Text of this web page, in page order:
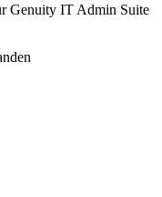
Genuity IT Admin Suite